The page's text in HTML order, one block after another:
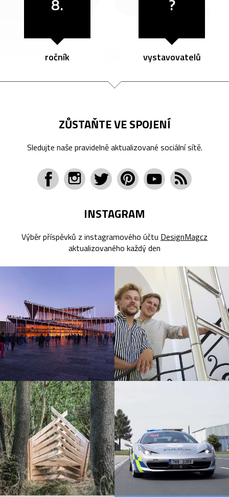
ročník vystavovatelů
ZŮSTAŇTE VE SPOJENÍ
Sledujte naše pravidelně aktualizované sociální sítě.
INSTAGRAM
Výběr příspěvků z instagramového účtu DesignMagcz
aktualizovaného každý den